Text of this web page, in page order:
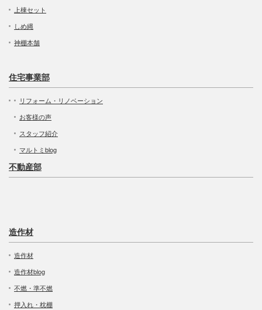
上棟セット
しめ縄
神棚本舗
住宅事業部
リフォーム・リノベーション
お客様の声
スタッフ紹介
マルトミblog
不動産部
造作材
造作材
造作材blog
不燃・準不燃
押入れ・枕棚